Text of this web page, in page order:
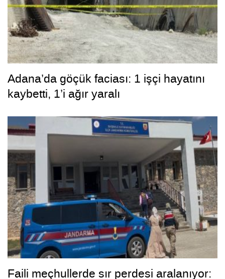
Adana’da göçük faciası: 1 işçi hayatını
kaybetti, 1’i ağır yaralı
Faili meçhullerde sır perdesi aralanıyor: